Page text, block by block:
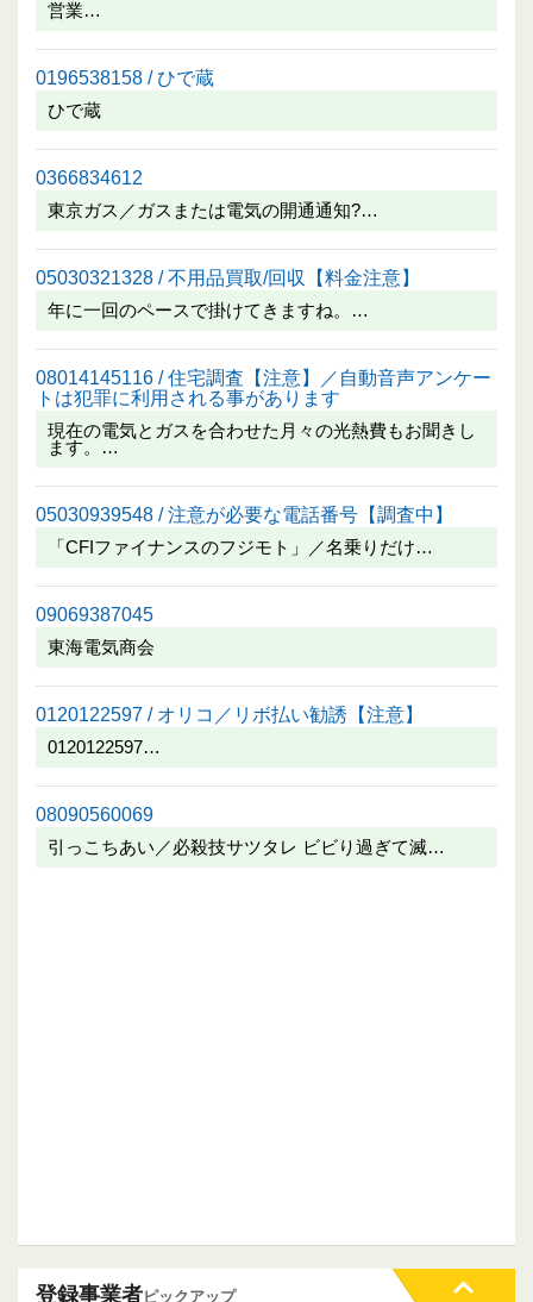
営業…
0196538158 / ひで蔵
ひで蔵
0366834612
東京ガス／ガスまたは電気の開通通知?…
05030321328 / 不用品買取/回収【料金注意】
年に一回のペースで掛けてきますね。…
08014145116 / 住宅調査【注意】／自動音声アンケー
トは犯罪に利用される事があります
現在の電気とガスを合わせた月々の光熱費もお聞きし
ます。…
05030939548 / 注意が必要な電話番号【調査中】
「CFIファイナンスのフジモト」／名乗りだけ…
09069387045
東海電気商会
0120122597 / オリコ／リボ払い勧誘【注意】
0120122597…
08090560069
引っこちあい／必殺技サツタレ ビビり過ぎて滅…
登録事業者ピックアップ